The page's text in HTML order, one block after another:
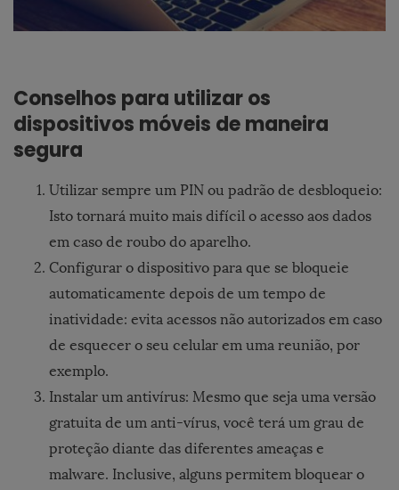
Conselhos para utilizar os
dispositivos móveis de maneira
segura
Utilizar sempre um PIN ou padrão de desbloqueio:
Isto tornará muito mais difícil o acesso aos dados
em caso de roubo do aparelho.
Configurar o dispositivo para que se bloqueie
automaticamente depois de um tempo de
inatividade: evita acessos não autorizados em caso
de esquecer o seu celular em uma reunião, por
exemplo.
Instalar um antivírus: Mesmo que seja uma versão
gratuita de um anti-vírus, você terá um grau de
proteção diante das diferentes ameaças e
malware. Inclusive, alguns permitem bloquear o